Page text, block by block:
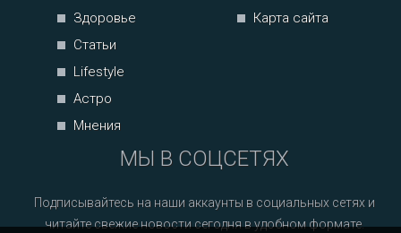
Здоровье
Статьи
Lifestyle
Астро
Мнения
Карта сайта
МЫ В СОЦСЕТЯХ
Подписывайтесь на наши аккаунты в социальных сетях и
читайте свежие новости сегодня в удобном формате.